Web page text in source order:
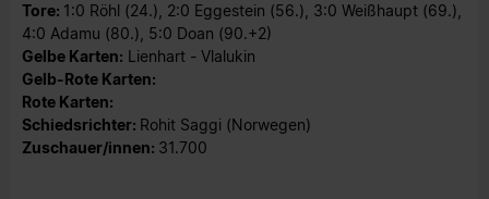
Tore: 1:0 Röhl (24.), 2:0 Eggestein (56.), 3:0 Weißhaupt (69.),
4:0 Adamu (80.), 5:0 Doan (90.+2)
Gelbe Karten: Lienhart - Vlalukin
Gelb-Rote Karten:
Rote Karten:
Schiedsrichter: Rohit Saggi (Norwegen)
Zuschauer/innen: 31.700